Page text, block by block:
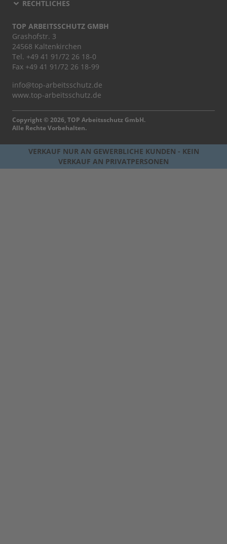
RECHTLICHES
TOP ARBEITSSCHUTZ GMBH
Grashofstr. 3
24568 Kaltenkirchen
Tel. +49 41 91/72 26 18-0
Fax +49 41 91/72 26 18-99
info@top-arbeitsschutz.de
www.top-arbeitsschutz.de
Copyright © 2026, TOP Arbeitsschutz GmbH.
Alle Rechte Vorbehalten.
VERKAUF NUR AN GEWERBLICHE KUNDEN - KEIN
VERKAUF AN PRIVATPERSONEN